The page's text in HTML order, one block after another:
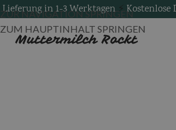
ZUR NAVIGATION SPRINGEN
ZUM HAUPTINHALT SPRINGEN
Lieferung in 1-3 Werktagen⚡